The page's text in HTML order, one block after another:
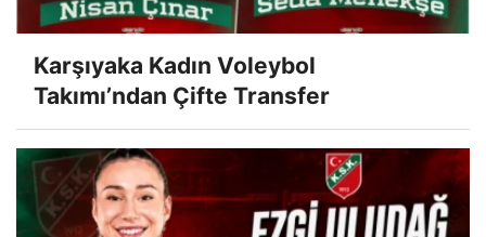
Karşıyaka Kadın Voleybol
Takımı’ndan Çifte Transfer